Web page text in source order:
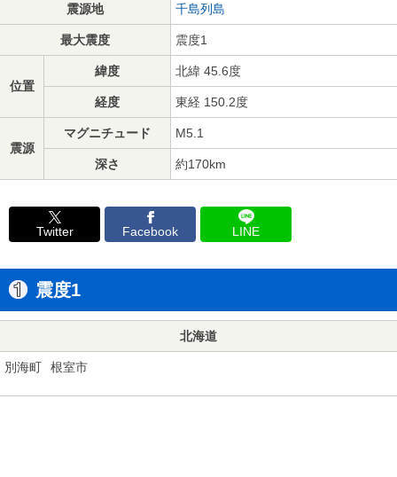
震源地 千島列島
最大震度 震度1
位置
緯度 北緯 45.6度
経度 東経 150.2度
震源
マグニチュード M5.1
深さ 約170km
Twitter Facebook LINE
震度1
北海道
別海町 根室市